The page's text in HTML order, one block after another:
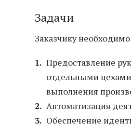
Задачи
Заказчику
Предоставление
отдельными
выполнения
Автоматизация
Обеспечение